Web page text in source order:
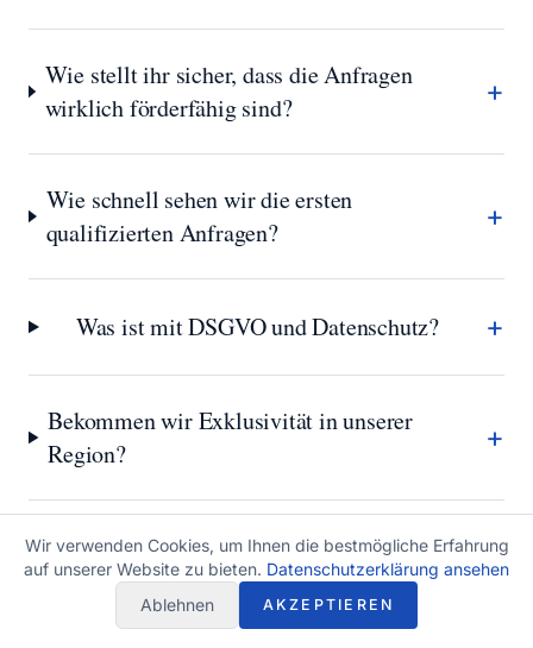
Wie stellt ihr sicher, dass die Anfragen
wirklich förderfähig sind?
+
Wie schnell sehen wir die ersten
qualifizierten Anfragen?
+
Was ist mit DSGVO und Datenschutz? +
Bekommen wir Exklusivität in unserer
Region?
+
Wir verwenden Cookies, um Ihnen die bestmögliche Erfahrung
auf unserer Website zu bieten. Datenschutzerklärung ansehen
Ablehnen
AKZEPTIEREN